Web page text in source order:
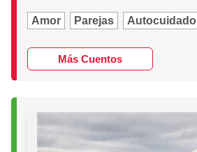
Amor Parejas Autocuidado
Más Cuentos